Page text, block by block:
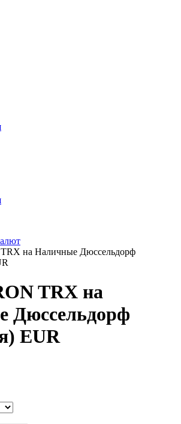
на Наличные Дюссельдорф
TRX на
Дюссельдорф
EUR